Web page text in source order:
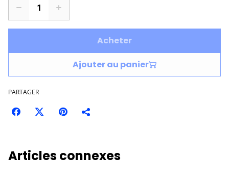
Acheter
Ajouter au panier
PARTAGER
Articles connexes